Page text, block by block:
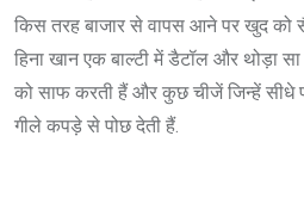
किस तरह बाजार से वापस आने पर खुद को
हिना खान एक बाल्टी में डैटॉल और थोड़ा
को साफ करती हैं और कुछ चीजें जिन्हें सीधे
गीले कपड़े से पोछ देती हैं.